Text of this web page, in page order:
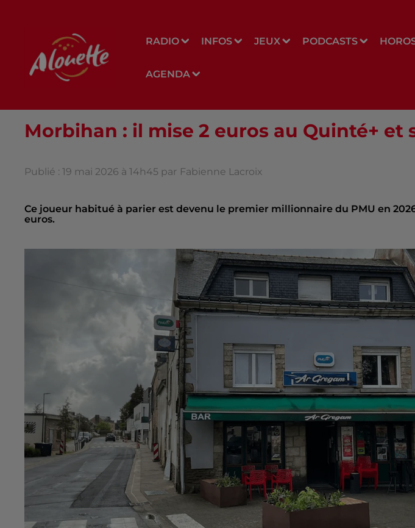
RADIO INFOS JEUX PODCASTS
AGENDA
Morbihan : il mise 2 euros au Quinté+
Publié : 19 mai 2026 à 14h45 par Fabienne Lacroix
Ce joueur habitué à parier est devenu le premier millionnaire du PMU en 2026
euros.